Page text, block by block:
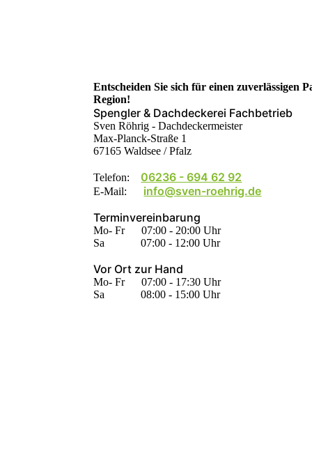
Entscheiden Sie sich für einen zuver­lässigen
Region!
Spengler & Dachdeckerei Fachbetrieb
Sven Röhrig - Dachdeckermeister
Max-Planck-Straße 1
67165 Waldsee / Pfalz
Telefon:06236 - 694 62 92
E-Mail: info@sven-roehrig.de
Terminvereinbarung
Mo- Fr 07:00 - 20:00 Uhr
Sa 07:00 - 12:00 Uhr
Vor Ort zur Hand
Mo- Fr 07:00 - 17:30 Uhr
Sa 08:00 - 15:00 Uhr